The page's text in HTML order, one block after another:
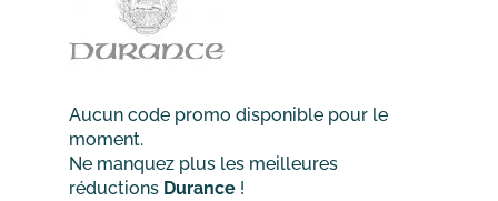
Aucun code promo disponible pour le
moment.
Ne manquez plus les meilleures
réductions Durance !